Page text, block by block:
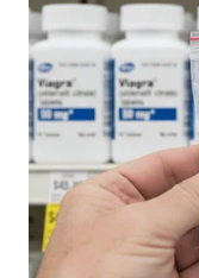
KALSEL
WN
KALTIM
WN
SULSEL